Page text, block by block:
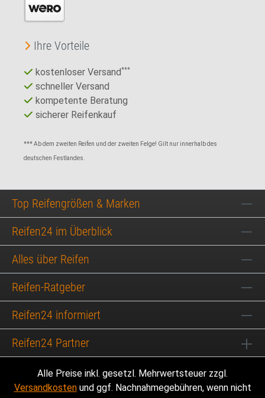
Ihre Vorteile
kostenloser Versand***
schneller Versand
kompetente Beratung
sicherer Reifenkauf
*** Ab dem zweiten Reifen und der zweiten Felge! Gilt nur innerhalb des
deutschen Festlandes.
Top Reifengrößen & Marken
Reifen24 im Überblick
Alles über Reifen
Reifen-Ratgeber
Reifen24 informiert
Reifen24 Partner
Alle Preise inkl. gesetzl. Mehrwertsteuer zzgl.
Versandkostenund ggf. Nachnahmegebühren, wenn nicht